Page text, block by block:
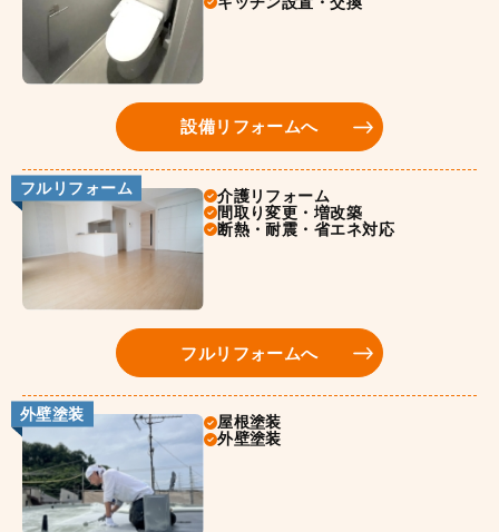
設備リフォームへ
フルリフォーム
介護リフォーム
間取り変更・増改築
断熱・耐震・省エネ対応
フルリフォームへ
外壁塗装
屋根塗装
外壁塗装